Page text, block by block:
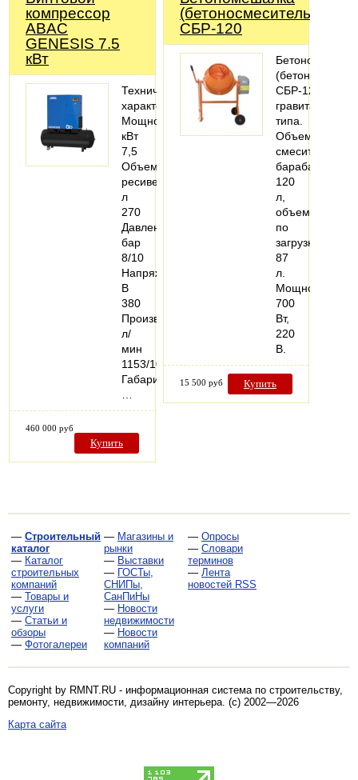
компрессор
ABAC
GENESIS 7.5
кВт
Технические
характеристики:
Мощность,
кВт
7,5
Объем
ресивера,
л
270
Давление,
бар
8/10
Напряжение,
В
380
Производительность,
л/
мин
1153/1000/810
Габариты,
460 000 руб
Купить
(бетоносмеситель)
СБР-120
СБР-120,
типа.
Объем
смесительного
барабана
120
л,
объем
по
загрузке
87
л.
Мощность
700
Вт,
220
В.
15 500 руб Купить
— Строительный
каталог
— Каталог
строительных
компаний
— Товары и
услуги
— Статьи и
обзоры
— Фотогалереи
— Магазины и
рынки
— Выставки
— ГОСТы,
СНИПы,
СанПиНы
— Новости
недвижимости
— Новости
компаний
— Опросы
— Словари
терминов
— Лента
новостей RSS
Copyright by RMNT.RU - информационная система по строительству,
ремонту, недвижимости, дизайну интерьера . (c) 2002—2026
Карта сайта